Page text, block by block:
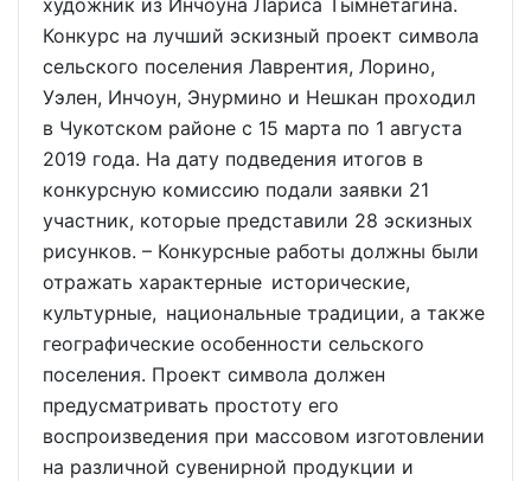
художник из Инчоуна Лариса Тымнетагина.
Конкурс на лучший эскизный проект символа
сельского поселения Лаврентия, Лорино,
Уэлен, Инчоун, Энурмино и Нешкан проходил
в Чукотском районе с 15 марта по 1 августа
2019 года. На дату подведения итогов в
конкурсную комиссию подали заявки 21
участник, которые представили 28 эскизных
рисунков. – Конкурсные работы должны были
отражать характерные исторические,
культурные, национальные традиции, а также
географические особенности сельского
поселения. Проект символа должен
предусматривать простоту его
воспроизведения при массовом изготовлении
на различной сувенирной продукции и